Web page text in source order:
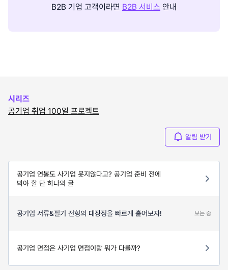
B2B 기업 고객이라면 B2B 서비스 안내
시리즈
공기업 취업 100일 프로젝트
알림 받기
공기업 연봉도 사기업 못지않다고? 공기업 준비 전에
봐야 할 단 하나의 글
공기업 서류&필기 전형의 대장정을 빠르게 훑어보자! 보는 중
공기업 면접은 사기업 면접이랑 뭐가 다를까?